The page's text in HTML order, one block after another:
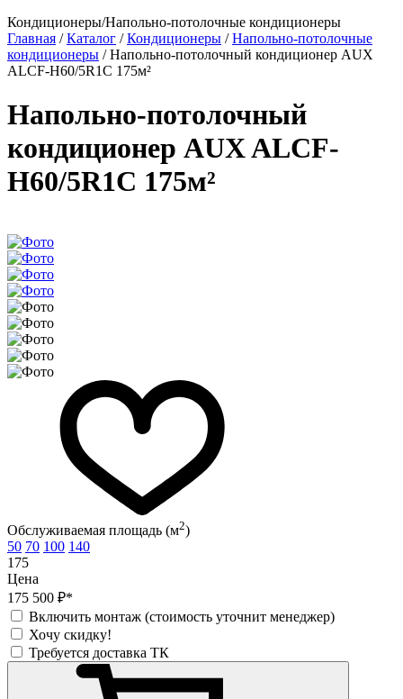
Кондиционеры/Напольно-потолочные кондиционеры
Главная /Каталог /Кондиционеры /Напольно-потолочные
кондиционеры /Напольно-потолочный кондиционер AUX
ALCF-H60/5R1C 175м²
Напольно-потолочный
кондиционер AUX ALCF-
H60/5R1C 175м²
Обслуживаемая площадь (м2)
50 70 100 140
175
Цена
175 500 ₽*
Включить монтаж (стоимость уточнит менеджер)
Хочу скидку!
Требуется доставка ТК